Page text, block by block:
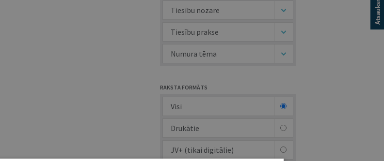
Tiesību nozare
Tiesību prakse
Numura tēma
RAKSTA FORMĀTS
Visi
Drukātie
JV+ (tikai digitālie)